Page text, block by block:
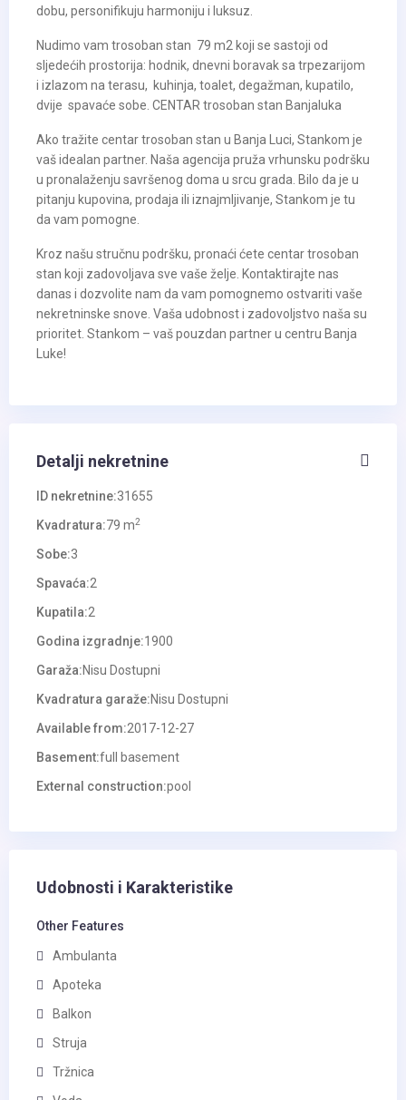
dobu, personifikuju harmoniju i luksuz.
Nudimo vam trosoban stan 79 m2 koji se sastoji od
sljedećih prostorija: hodnik, dnevni boravak sa trpezarijom
i izlazom na terasu, kuhinja, toalet, degažman, kupatilo,
dvije spavaće sobe. CENTAR trosoban stan Banjaluka
Ako tražite centar trosoban stan u Banja Luci, Stankom je
vaš idealan partner. Naša agencija pruža vrhunsku podršku
u pronalaženju savršenog doma u srcu grada. Bilo da je u
pitanju kupovina, prodaja ili iznajmljivanje, Stankom je tu
da vam pomogne.
Kroz našu stručnu podršku, pronaći ćete centar trosoban
stan koji zadovoljava sve vaše želje. Kontaktirajte nas
danas i dozvolite nam da vam pomognemo ostvariti vaše
nekretninske snove. Vaša udobnost i zadovoljstvo naša su
prioritet. Stankom – vaš pouzdan partner u centru Banja
Luke!
Detalji nekretnine
ID nekretnine:31655
Kvadratura:79 m2
Sobe:3
Spavaća:2
Kupatila:2
Godina izgradnje:1900
Garaža:Nisu Dostupni
Kvadratura garaže:Nisu Dostupni
Available from:2017-12-27
Basement:full basement
External construction:pool
Udobnosti i Karakteristike
Other Features
Ambulanta
Apoteka
Balkon
Struja
Tržnica